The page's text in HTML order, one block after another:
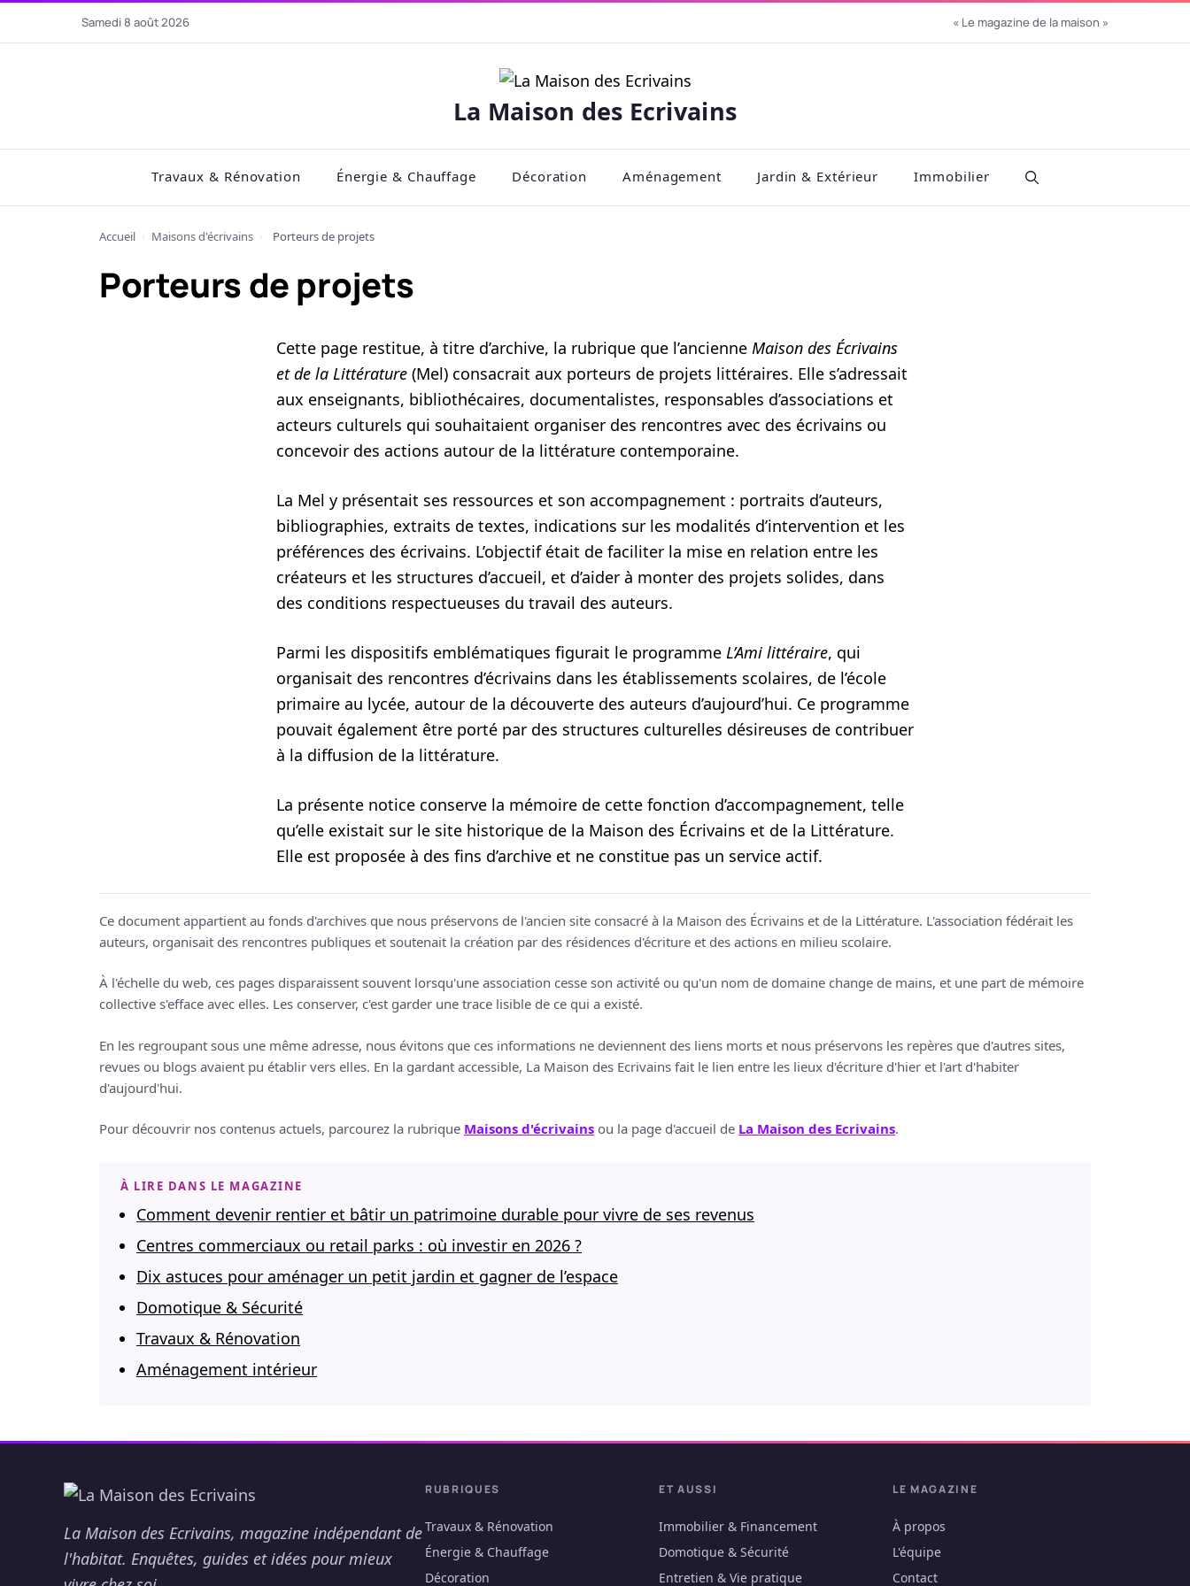
au
samedi 8 août 2026 « Le magazine de la maison »
La Maison des Ecrivains
Travaux & Rénovation Énergie & Chauffage Décoration Aménagement Jardin & Extérieur Immobilier
Accueil › Maisons d'écrivains › Porteurs de projets
Porteurs de projets
Cette page restitue, à titre d’archive, la rubrique que l’ancienne Maison des Écrivains
et de la Littérature (Mel) consacrait aux porteurs de projets littéraires. Elle s’adressait
aux enseignants, bibliothécaires, documentalistes, responsables d’associations et
acteurs culturels qui souhaitaient organiser des rencontres avec des écrivains ou
concevoir des actions autour de la littérature contemporaine.
La Mel y présentait ses ressources et son accompagnement : portraits d’auteurs,
bibliographies, extraits de textes, indications sur les modalités d’intervention et les
préférences des écrivains. L’objectif était de faciliter la mise en relation entre les
créateurs et les structures d’accueil, et d’aider à monter des projets solides, dans
des conditions respectueuses du travail des auteurs.
Parmi les dispositifs emblématiques figurait le programme L’Ami littéraire, qui
organisait des rencontres d’écrivains dans les établissements scolaires, de l’école
primaire au lycée, autour de la découverte des auteurs d’aujourd’hui. Ce programme
pouvait également être porté par des structures culturelles désireuses de contribuer
à la diffusion de la littérature.
La présente notice conserve la mémoire de cette fonction d’accompagnement, telle
qu’elle existait sur le site historique de la Maison des Écrivains et de la Littérature.
Elle est proposée à des fins d’archive et ne constitue pas un service actif.
Ce document appartient au fonds d'archives que nous préservons de l'ancien site consacré à la Maison des Écrivains et de la Littérature. L'association fédérait les
auteurs, organisait des rencontres publiques et soutenait la création par des résidences d'écriture et des actions en milieu scolaire.
À l'échelle du web, ces pages disparaissent souvent lorsqu'une association cesse son activité ou qu'un nom de domaine change de mains, et une part de mémoire
collective s'efface avec elles. Les conserver, c'est garder une trace lisible de ce qui a existé.
En les regroupant sous une même adresse, nous évitons que ces informations ne deviennent des liens morts et nous préservons les repères que d'autres sites,
revues ou blogs avaient pu établir vers elles. En la gardant accessible, La Maison des Ecrivains fait le lien entre les lieux d'écriture d'hier et l'art d'habiter
d'aujourd'hui.
Pour découvrir nos contenus actuels, parcourez la rubrique Maisons d'écrivains ou la page d'accueil de La Maison des Ecrivains.
À LIRE DANS LE MAGAZINE
Comment devenir rentier et bâtir un patrimoine durable pour vivre de ses revenus
Centres commerciaux ou retail parks : où investir en 2026 ?
Dix astuces pour aménager un petit jardin et gagner de l’espace
Domotique & Sécurité
Travaux & Rénovation
Aménagement intérieur
La Maison des Ecrivains, magazine indépendant de
l'habitat. Enquêtes, guides et idées pour mieux
RUBRIQUES
Travaux & Rénovation
Énergie & Chauffage
Décoration
ET AUSSI
Immobilier & Financement
Domotique & Sécurité
Entretien & Vie pratique
LE MAGAZINE
À propos
L'équipe
Contact